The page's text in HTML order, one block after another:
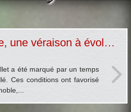
4ᵉ canicule, une véraison à évolution hétérogène
a été marqué par un temps
Ces conditions ont favorisé